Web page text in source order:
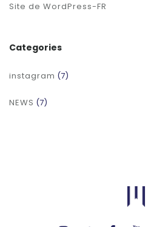
Site de WordPress-FR
Categories
instagram (7)
NEWS (7)